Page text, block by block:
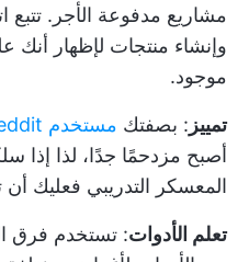
مشاريع مدفوعة الأجر. تتبع
وإنشاء منتجات لإظهار أنك
موجود.
تمييز : بصفتك مستخدم Reddit
أصبح مزدحمًا جدًا، لذا إذا
المعسكر التدريبي فعليك
تعلم الأدوات: تستخدم فرق